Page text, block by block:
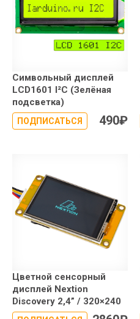
Символьный дисплей
LCD1601 I²C (Зелёная
подсветка)
ПОДПИСАТЬСЯ 490₽
Цветной сенсорный
дисплей Nextion
Discovery 2,4” / 320×240